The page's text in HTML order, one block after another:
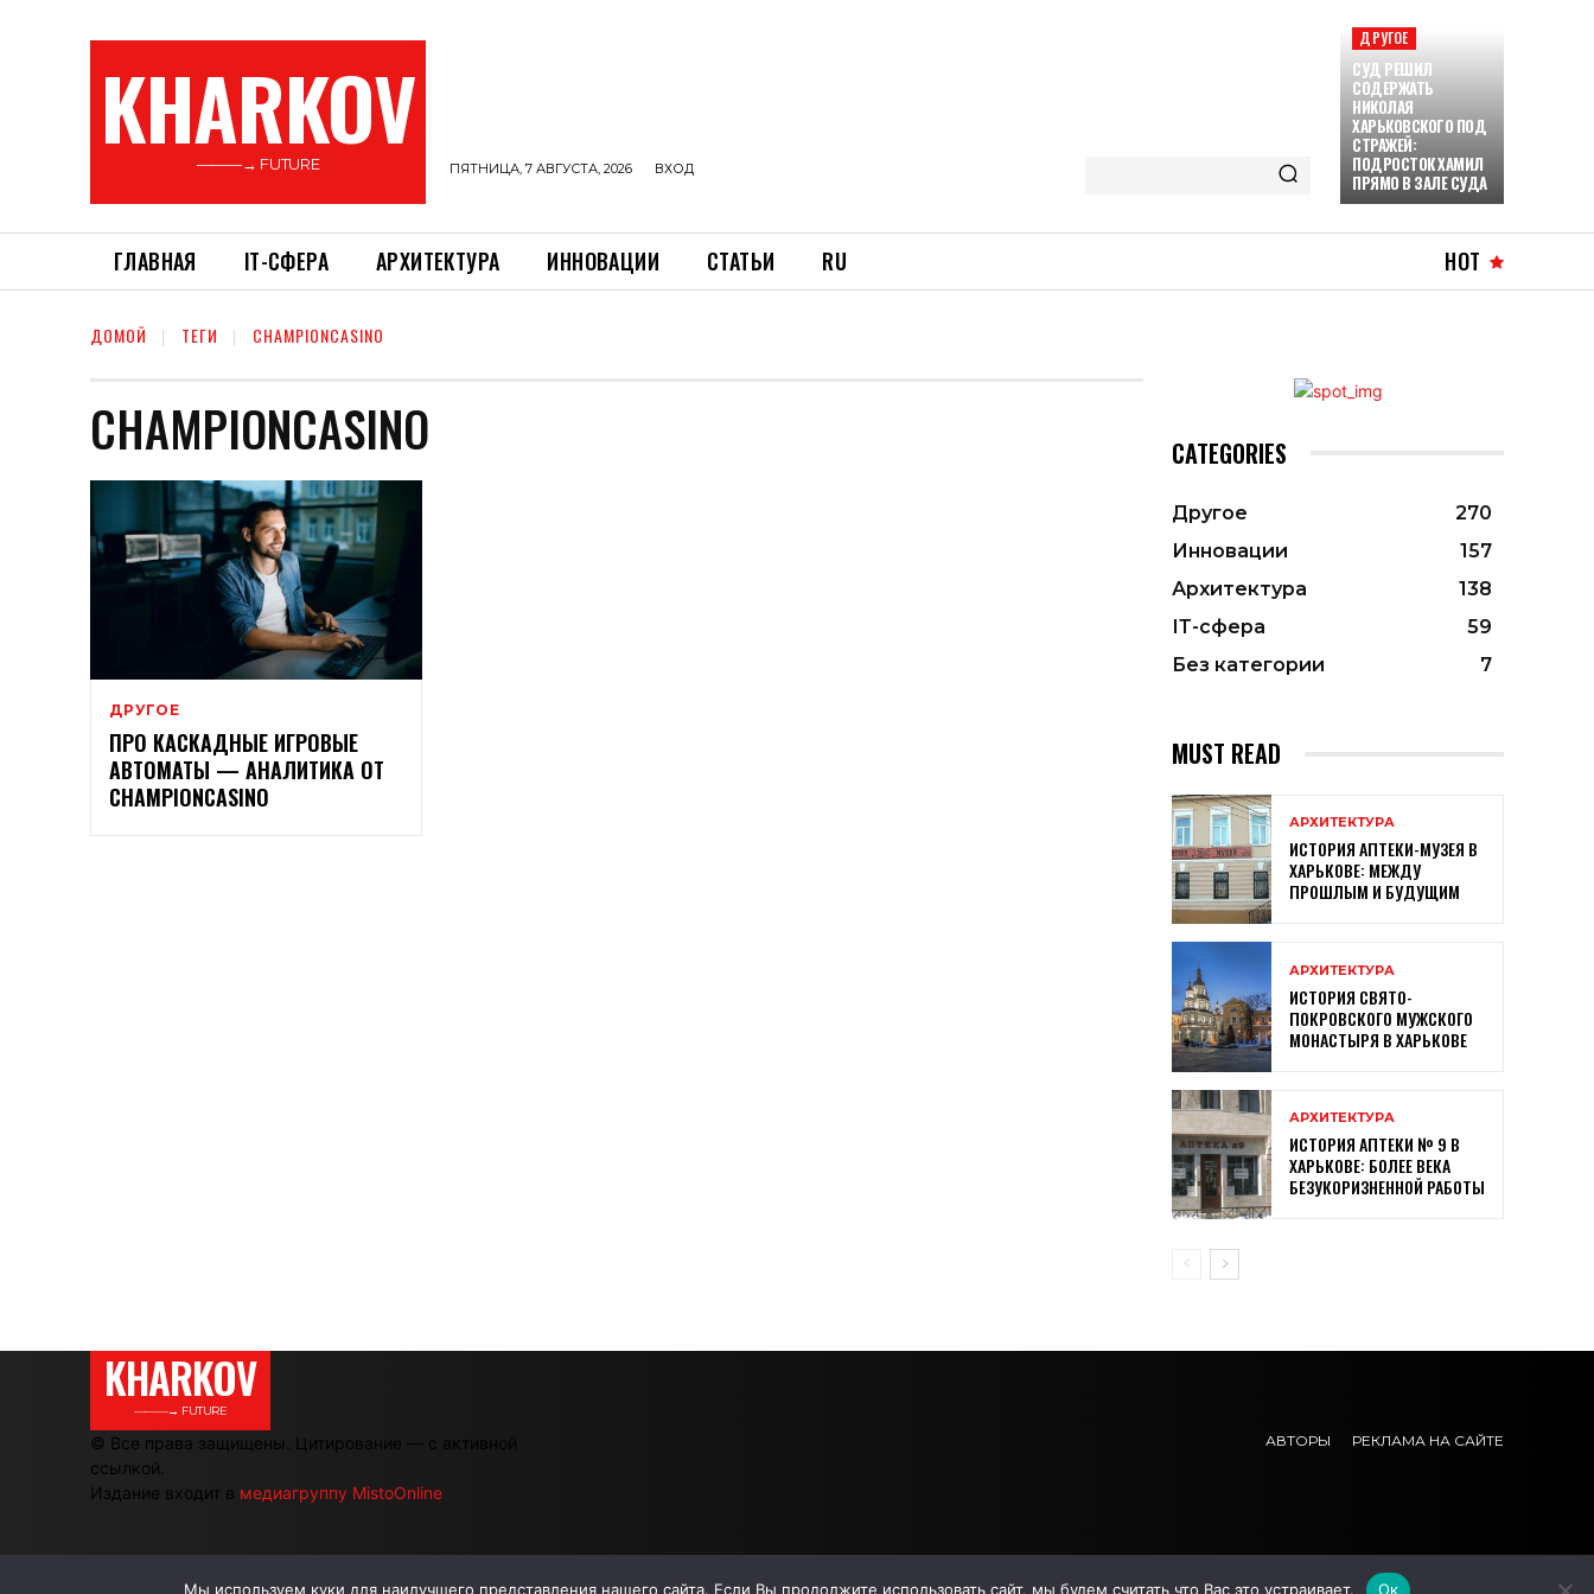
KHARKOV
———→ FUTURE ПЯТНИЦА, 7 АВГУСТА, 2026 ВХОД
ДРУГОЕ
СУД РЕШИЛ
СОДЕРЖАТЬ
НИКОЛАЯ
ХАРЬКОВСКОГО ПОД
СТРАЖЕЙ:
ПОДРОСТОК ХАМИЛ
ПРЯМО В ЗАЛЕ СУДА
ГЛАВНАЯ ІТ-СФЕРА АРХИТЕКТУРА ИННОВАЦИИ СТАТЬИ RU HOT
ДОМОЙ ТЕГИ CHAMPIONCASINO
CHAMPIONCASINO
ДРУГОЕ
ПРО КАСКАДНЫЕ ИГРОВЫЕ
АВТОМАТЫ — АНАЛИТИКА ОТ
CHAMPIONCASINO
CATEGORIES
Другое
270
Инновации
157
Архитектура
138
ІТ-сфера
59
Без категории
7
MUST READ
АРХИТЕКТУРА
ИСТОРИЯ АПТЕКИ-МУЗЕЯ В
ХАРЬКОВЕ: МЕЖДУ
ПРОШЛЫМ И БУДУЩИМ
АРХИТЕКТУРА
ИСТОРИЯ СВЯТО-
ПОКРОВСКОГО МУЖСКОГО
МОНАСТЫРЯ В ХАРЬКОВЕ
АРХИТЕКТУРА
ИСТОРИЯ АПТЕКИ № 9 В
ХАРЬКОВЕ: БОЛЕЕ ВЕКА
БЕЗУКОРИЗНЕННОЙ РАБОТЫ
KHARKOV
———→ FUTURE
© Все права защищены. Цитирование — с активной
ссылкой.
Издание входит в медиагруппу MistoOnline
АВТОРЫ РЕКЛАМА НА САЙТЕ
Мы используем куки для наилучшего представления нашего сайта. Если Вы продолжите использовать сайт, мы будем считать что Вас это устраивает. Ок